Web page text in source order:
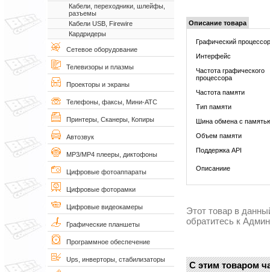
Кабели, переходники, шлейфы,
разъемы
Кабели USB, Firewire
Кардридеры
Сетевое оборудование
Телевизоры и плазмы
Проекторы и экраны
Телефоны, факсы, Мини-АТС
Принтеры, Сканеры, Копиры
Автозвук
MP3/MP4 плееры, диктофоны
Цифровые фотоаппараты
Цифровые фоторамки
Цифровые видеокамеры
Графические планшеты
Программное обеспечение
Ups, инверторы, стабилизаторы
Описание товара
Графический процессор
Интерфейс
Частота графического
процессора
Частота памяти
Тип памяти
Шина обмена с
Объем памяти
Поддержка API
Описаниие
Этот товар в
обратитесь к
С этим товаром